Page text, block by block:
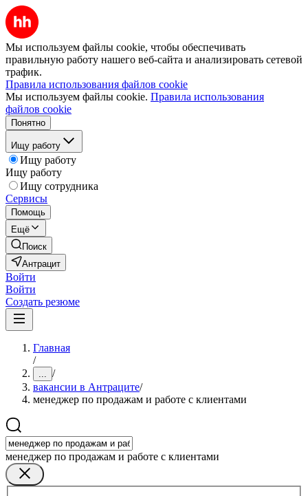
Мы используем файлы cookie, чтобы обеспечивать
правильную работу нашего веб-сайта и анализировать сетевой
трафик.
Правила использования файлов cookie
Мы используем файлы cookie. Правила использования
файлов cookie
Понятно
Ищу работу
Ищу работу
Ищу работу
Ищу сотрудника
Сервисы
Помощь
Ещё
Поиск
Антрацит
Войти
Войти
Создать резюме
Главная
/
... /
вакансии в Антраците/
менеджер по продажам и работе с клиентами
менеджер по продажам и работе с клиентами